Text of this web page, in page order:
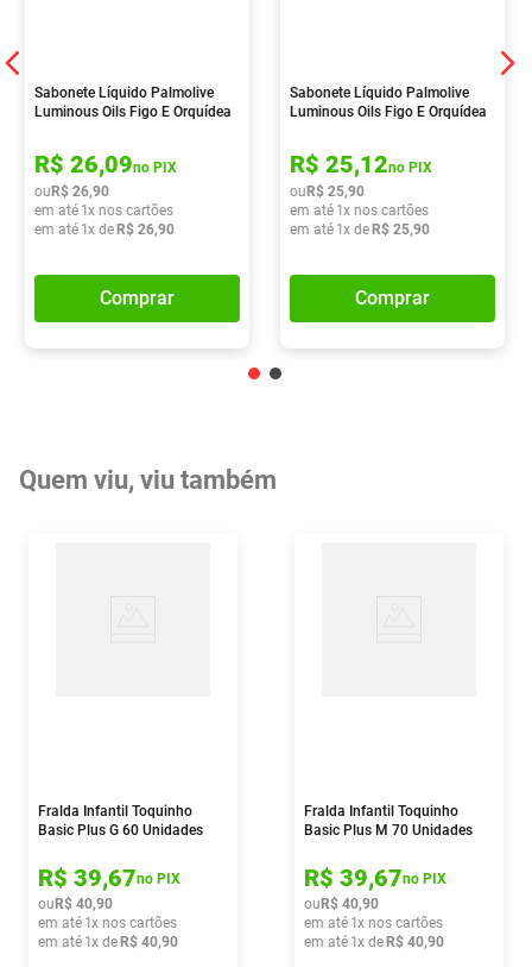
Sabonete Líquido Palmolive
Luminous Oils Figo E Orquídea
R$ 26,09no PIX
ou R$ 26,90
em até 1x nos cartões
em até 1x de R$ 26,90
Comprar
Sabonete Líquido Palmolive
Luminous Oils Figo E Orquídea
R$ 25,12no PIX
ou R$ 25,90
em até 1x nos cartões
em até 1x de R$ 25,90
Comprar
Quem viu, viu também
Fralda Infantil Toquinho
Basic Plus G 60 Unidades
R$ 39,67no PIX
ou R$ 40,90
em até 1x nos cartões
em até 1x de R$ 40,90
Fralda Infantil Toquinho
Basic Plus M 70 Unidades
R$ 39,67no PIX
ou R$ 40,90
em até 1x nos cartões
em até 1x de R$ 40,90